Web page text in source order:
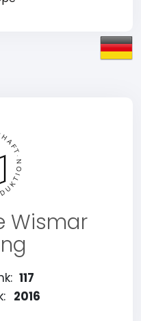
Wismar
117
2016